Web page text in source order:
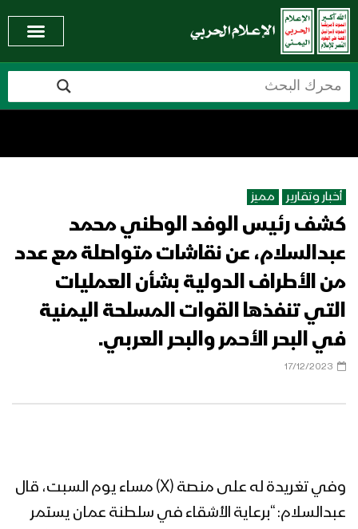
أخبار وتقارير مميز
كشف رئيس الوفد الوطني محمد
عبدالسلام، عن نقاشات متواصلة مع عدد
من الأطراف الدولية بشأن العمليات
التي تنفذها القوات المسلحة اليمنية
في البحر الأحمر والبحر العربي.
17/12/2023
وفي تغريدة له على منصة (X) مساء يوم السبت، قال
عبدالسلام: “برعاية الأشقاء في سلطنة عمان يستمر